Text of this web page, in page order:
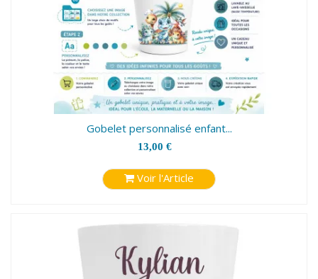
Gobelet personnalisé enfant...
13,00 €
Voir l'Article